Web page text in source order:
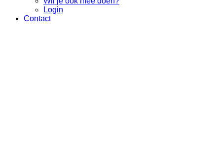
Login
Contact